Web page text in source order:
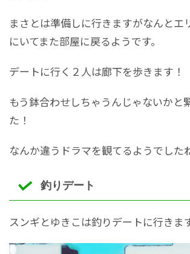
まさとは準備しに行きますがなんとエ
にいてまた部屋に戻るようです。
デートに行く２人は廊下を歩きます！
もう鉢合わせしちゃうんじゃないかと
た！
なんか違うドラマを観てるようでした
釣りデート
スンギとゆきこは釣りデートに行きます